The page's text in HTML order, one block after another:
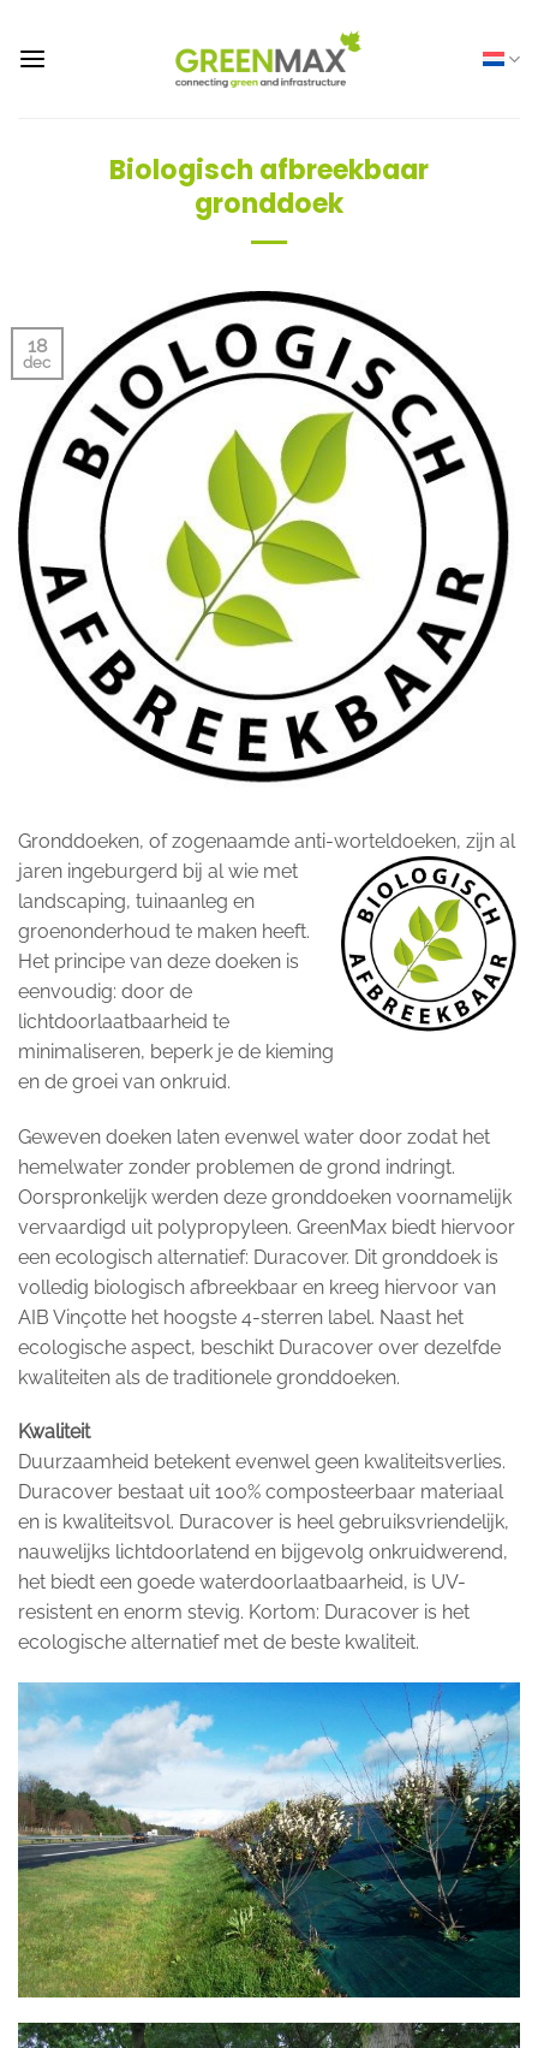
naar
inhoud
Biologisch afbreekbaar
gronddoek
18
dec
Gronddoeken, of zogenaamde anti-worteldoeken, zijn al
jaren ingeburgerd bij al wie met
landscaping, tuinaanleg en
groenonderhoud te maken heeft.
Het principe van deze doeken is
eenvoudig: door de
lichtdoorlaatbaarheid te
minimaliseren, beperk je de kieming
en de groei van onkruid.
Geweven doeken laten evenwel water door zodat het
hemelwater zonder problemen de grond indringt.
Oorspronkelijk werden deze gronddoeken voornamelijk
vervaardigd uit polypropyleen. GreenMax biedt hiervoor
een ecologisch alternatief: Duracover. Dit gronddoek is
volledig biologisch afbreekbaar en kreeg hiervoor van
AIB Vinçotte het hoogste 4-sterren label. Naast het
ecologische aspect, beschikt Duracover over dezelfde
kwaliteiten als de traditionele gronddoeken.
Kwaliteit
Duurzaamheid betekent evenwel geen kwaliteitsverlies.
Duracover bestaat uit 100% composteerbaar materiaal
en is kwaliteitsvol. Duracover is heel gebruiksvriendelijk,
nauwelijks lichtdoorlatend en bijgevolg onkruidwerend,
het biedt een goede waterdoorlaatbaarheid, is UV-
resistent en enorm stevig. Kortom: Duracover is het
ecologische alternatief met de beste kwaliteit.